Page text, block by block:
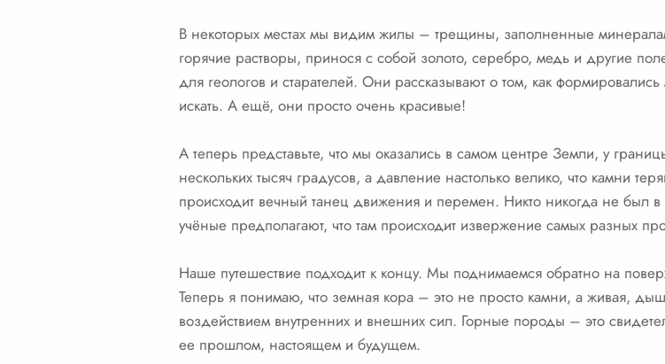
В некоторых местах мы видим жилы – трещины, заполненные
горячие растворы, принося с собой золото, серебро, медь и другие
для геологов и старателей. Они рассказывают о том, как
искать. А ещё, они просто очень красивые!
А теперь представьте, что мы оказались в самом центре Земли, у
нескольких тысяч градусов, а давление настолько велико, что камни
происходит вечный танец движения и перемен. Никто никогда не был
учёные предполагают, что там происходит извержение самых разных
Наше путешествие подходит к концу. Мы поднимаемся обратно на
Теперь я понимаю, что земная кора – это не просто камни, а живая,
воздействием внутренних и внешних сил. Горные породы – это
ее прошлом, настоящем и будущем.